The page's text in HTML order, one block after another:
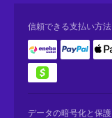
信頼できる支払い方法
データの暗号化と保護